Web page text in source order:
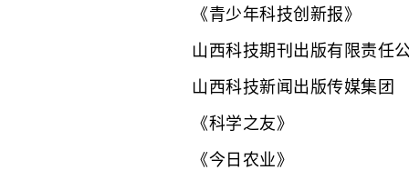
《青少年科技创新报》
山西科技期刊出版有限责任
山西科技新闻出版传媒集团
《科学之友》
《今日农业》